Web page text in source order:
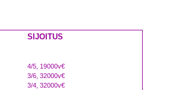
SIJOITUS
4/5, 19000v€
3/6, 32000v€
3/4, 32000v€